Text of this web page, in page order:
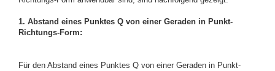
1. Abstand eines Punktes Q von einer Geraden in Punkt-
Richtungs-Form:
Für den Abstand eines Punktes Q von einer Geraden in Punkt-